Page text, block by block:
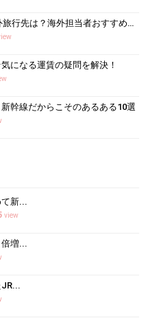
2026年に行きたい海外旅行先は？海外担当者おすすめランキング
になる運賃の疑問を解決！
新幹線だからこそのあるある10選
て新...
view
増...